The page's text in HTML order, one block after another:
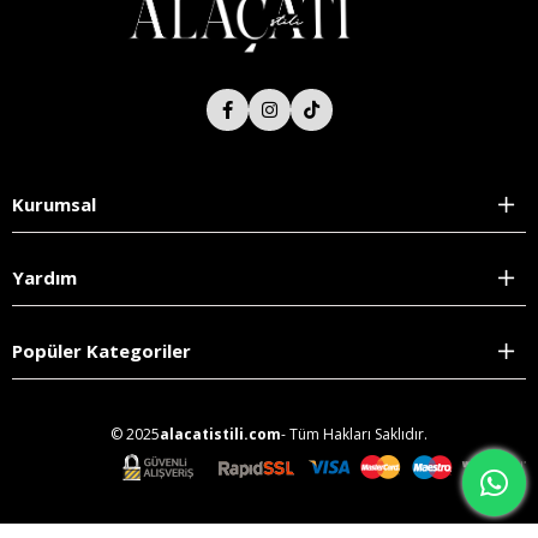
Kurumsal
Yardım
Popüler Kategoriler
© 2025alacatistili.com- Tüm Hakları Saklıdır.